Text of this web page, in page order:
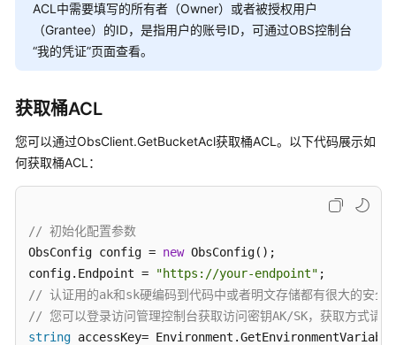
代
码
示
例
常
问
题
频
帮
助
文
档
GroupGranteeType =
        },
        Permission = PermissionEnum.FullControl
    IList<Grant> grants =
    grants.Add(item);
    acl.Grants = grants;
    {
        BucketName =
"bucketname" ,
        AccessControlList = acl
    };
SetBucketAclResponse response =
ACL中需要填写的所有者（Owner）或者被授权用户
（Grantee）的ID，是指用户的账号ID，可通过OBS控制台
“我的凭证”页面查看。
获取桶ACL
您可以通过ObsClient.GetBucketAcl获取桶ACL。以下代码展示如
何获取桶ACL：
// 初始化配置参数
ObsConfig config = new ObsConfig();
config.Endpoint =
"https://your-endpoint"
// 认证用的ak和sk硬编码到代码中或者明文存储都有很大的安全
// 您可以登录访问管理控制台获取访问密钥AK/SK，获取方
string accessKey=